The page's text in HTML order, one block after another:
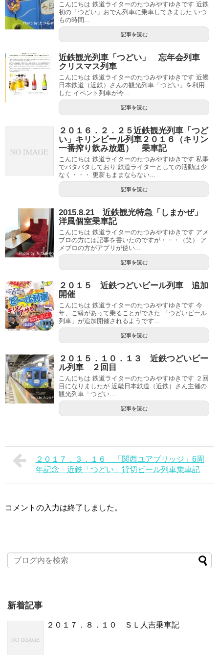
こんにちは 鉄道ライターのたつみやすゆきです 近鉄
初の「つどい」おでん列車に乗車してきました いつ
もの時間...
記事を読む
近鉄観光列車「つどい」 忘年会列車
クリスマス列車
こんにちは 鉄道ライターのたつみやすゆきです 近畿
日本鉄道（近鉄）さんの観光列車「つどい」を利用
した イベント列車が今...
記事を読む
２０１６．２．２５近鉄観光列車「つど
い」キリンビール列車２０１６（キリン
一番搾り飲み放題） 乗車記
こんにちは 鉄道ライターのたつみやすゆきです 私事
でバタバタしており 鉄道ライターとしての活動は少
なく・・・ 更新もままならない...
記事を読む
2015.8.21 近鉄観光特急「しまかぜ」
洋風個室乗車記
こんにちは 鉄道ライターのたつみやすゆきです アメ
ブロの方には記事を書いたのですが・・・（笑） ア
メブロの方がアプリが使い...
記事を読む
２０１５ 近鉄つどいビール列車 追加
開催
こんにちは 鉄道ライターのたつみやすゆきです 今
年、ご縁があって乗ることができた 「つどいビール
列車」が追加開催されるようです...
記事を読む
２０１５．１０．１３ 近鉄つどいビー
ル列車 ２回目
こんにちは 鉄道ライターのたつみやすゆきです ２回
目になりましたが 近畿日本鉄道（近鉄）さん主催の
観光列車「つどい...
記事を読む
２０１７．３．１６ 「関西ユアブリッジ」6周
年記念 近鉄「つどい」貸切ビール列車乗車記
コメントの入力は終了しました。
新着記事
２０１７．８．１０ ＳＬ人吉乗車記